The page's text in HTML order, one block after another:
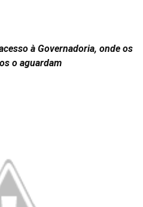
à Governadoria, onde os
o aguardam